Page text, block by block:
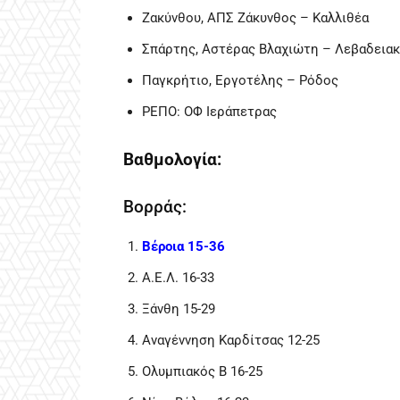
Ζακύνθου, ΑΠΣ Ζάκυνθος – Καλλιθέα
Σπάρτης, Αστέρας Βλαχιώτη –
Παγκρήτιο, Εργοτέλης – Ρόδος
ΡΕΠΟ: ΟΦ Ιεράπετρας
Βαθμολογία:
Βορράς:
Βέροια 15-36
Α.Ε.Λ. 16-33
Ξάνθη 15-29
Αναγέννηση Καρδίτσας 12-25
Ολυμπιακός Β 16-25